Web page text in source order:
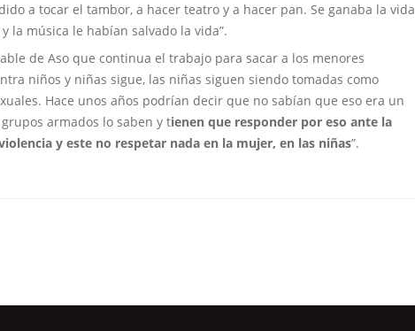
a tocar el tambor, a hacer teatro y a hacer pan. Se ganaba la vida
la música le habían salvado la vida”.
de Aso que continua el trabajo para sacar a los menores
niños y niñas sigue, las niñas siguen siendo tomadas como
Hace unos años podrían decir que no sabían que eso era un
armados lo saben y tienen que responder por eso ante la
y este no respetar nada en la mujer, en las niñas”.